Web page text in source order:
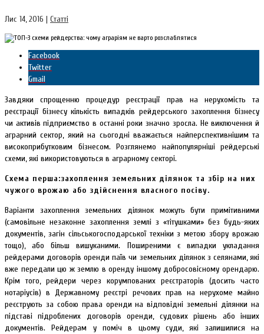
Лис 14, 2016 | Статті
Facebook
Twitter
Gmail
Завдяки спрощенню процедур реєстрації прав на нерухомість та
реєстрації бізнесу кількість випадків рейдерського захоплення бізнесу
чи активів підприємство в останні роки значно зросла. Не виключення й
аграрний сектор, який на сьогодні вважається найперспективнішим та
високоприбутковим бізнесом. Розглянемо найпопулярніші рейдерські
схеми, які використовуються в аграрному секторі.
Схема перша:захоплення земельних ділянок та збір на них
чужого врожаю або здійснення власного посіву.
Варіанти захоплення земельних ділянок можуть бути примітивними
(самовільне незаконне захоплення землі з «тітушками» без будь-яких
документів, загін сільськогосподарської техніки з метою збору врожаю
тощо), або більш вишуканими. Поширеними є випадки укладання
рейдерами договорів оренди паїв чи земельних ділянок з селянами, які
вже передали цю ж землю в оренду іншому добросовісному орендарю.
Крім того, рейдери через корумпованих реєстраторів (досить часто
нотаріусів) в Державному реєстрі речових прав на нерухоме майно
реєструють за собою права оренди на відповідні земельні ділянки на
підставі підроблених договорів оренди, судових рішень або інших
документів. Рейдерам у поміч в цьому суди, які залишилися на